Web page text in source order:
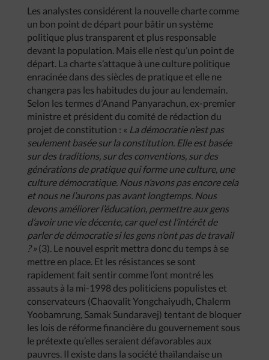
Les analystes considérent la nouvelle charte comme
un bon point de départ pour bâtir un système
politique plus transparent et plus responsable
devant la population. Mais elle n’est qu’un point de
départ. La charte s’attaque à une culture politique
enracinée dans des siècles de pratique et elle ne
changera pas les habitudes du jour au lendemain.
Selon les termes d’Anand Panyarachun, ex-premier
ministre et président du comité de rédaction du
projet de constitution : « La démocratie n’est pas
seulement basée sur la constitution. Elle est basée
sur des traditions, sur des conventions, sur des
générations de pratique qui forme une culture, une
culture démocratique. Nous n’avons pas encore cela
et nous ne l’aurons pas avant longtemps. Nous
devons améliorer l’éducation, permettre aux gens
d’avoir une vie décente, car quel est l’intérêt de
parler de démocratie si les gens n’ont pas de travail
? » (3). Le nouvel esprit mettra donc du temps à se
mettre en place. Et les résistances se sont
rapidement fait sentir comme l’ont montré les
assauts à la mi-1998 des politiciens populistes et
conservateurs (Chaovalit Yongchaiyudh, Chalerm
Yoobamrung, Samak Sundaravej) tentant de bloquer
les lois de réforme financière du gouvernement sous
le prétexte qu’elles seraient défavorables aux
pauvres. Il existe dans la société thaïlandaise un